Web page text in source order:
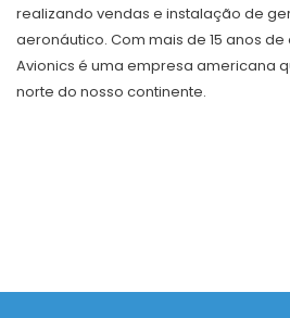
realizando vendas e instalação de
aeronáutico. Com mais de 15 anos
Avionics é uma empresa americana
norte do nosso continente.